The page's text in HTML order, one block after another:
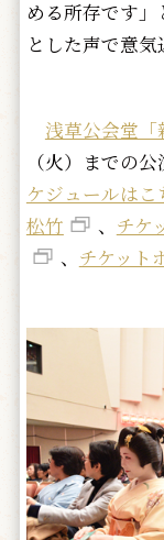
める所存です
とした声で意気
浅草公会堂「
（火）までの公
ケジュールはこ
松竹
、 チケ
、 チケット